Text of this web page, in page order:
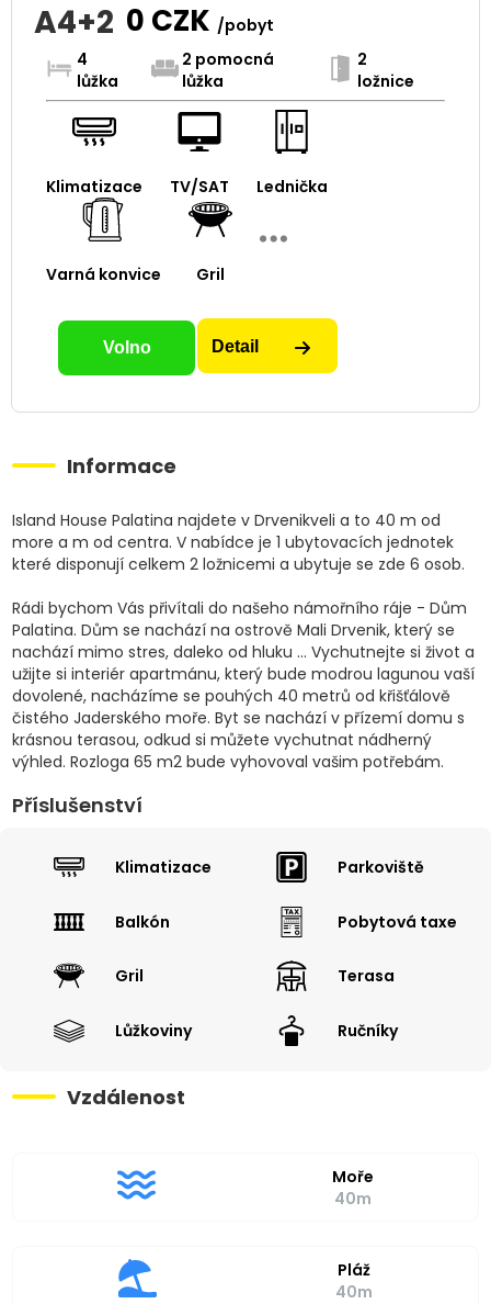
A4+2 0 CZK /pobyt
4
lůžka
2 pomocná
lůžka
2
ložnice
Klimatizace TV/SAT Lednička
Varná konvice Gril
Volno Detail
Informace
Island House Palatina najdete v Drvenikveli a to 40 m od
more a m od centra. V nabídce je 1 ubytovacích jednotek
které disponují celkem 2 ložnicemi a ubytuje se zde 6 osob.
Rádi bychom Vás přivítali do našeho námořního ráje - Dům
Palatina. Dům se nachází na ostrově Mali Drvenik, který se
nachází mimo stres, daleko od hluku ... Vychutnejte si život a
užijte si interiér apartmánu, který bude modrou lagunou vaší
dovolené, nacházíme se pouhých 40 metrů od křišťálově
čistého Jaderského moře. Byt se nachází v přízemí domu s
krásnou terasou, odkud si můžete vychutnat nádherný
výhled. Rozloga 65 m2 bude vyhovoval vašim potřebám.
Příslušenství
Klimatizace Parkoviště
Balkón Pobytová taxe
Gril Terasa
Lůžkoviny Ručníky
Vzdálenost
Moře
40m
Pláž
40m